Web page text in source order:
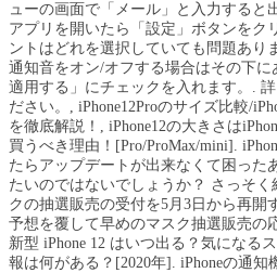
ューの画面で「メール」と入力すると
アプリを開いたら「設定」ボタンをク
ントはどれを選択していても問題あり
通知音をオン/オフする場合はその下
適用する」にチェックを入れます。.
ださい。, iPhone12Proのサイズ比較/
を徹底解説！, iPhone12の大きさは
買うべき理由！[Pro/ProMax/mini].
たらアップデートが出来なくて困った
たいのではないでしょうか？ さっそ
クの抽選販売の受付を5月3日から再開
予想を覆して早めのマスク抽選販売の
新型 iPhone 12 はいつ出る？気になる
報は何がある？[2020年]. iPhoneの通